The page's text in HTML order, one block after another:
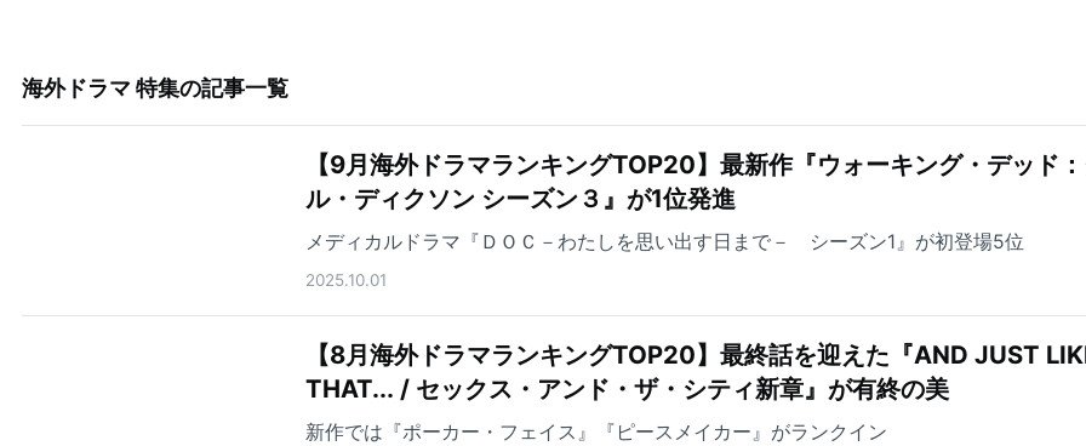
海外ドラマ 特集の記事一覧
【9月海外ドラマランキングTOP20】最新作『ウォーキング・デッド：
ル・ディクソン シーズン３』が1位発進
メディカルドラマ『ＤＯＣ－わたしを思い出す日まで－ シーズン1』が初登場5位
2025.10.01
【8月海外ドラマランキングTOP20】最終話を迎えた『AND JUST
THAT... / セックス・アンド・ザ・シティ新章』が有終の美
新作では『ポーカー・フェイス』『ピースメイカー』がランクイン